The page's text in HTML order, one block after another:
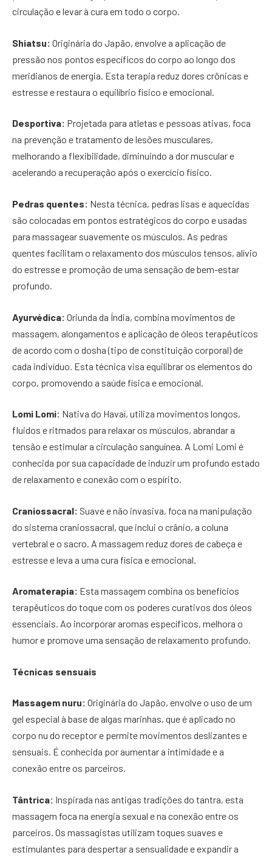
circulação e levar à cura em todo o corpo.
Shiatsu: Originária do Japão, envolve a aplicação de
pressão nos pontos específicos do corpo ao longo dos
meridianos de energia. Esta terapia reduz dores crônicas e
estresse e restaura o equilíbrio físico e emocional.
Desportiva: Projetada para atletas e pessoas ativas, foca
na prevenção e tratamento de lesões musculares,
melhorando a flexibilidade, diminuindo a dor muscular e
acelerando a recuperação após o exercício físico.
Pedras quentes: Nesta técnica, pedras lisas e aquecidas
são colocadas em pontos estratégicos do corpo e usadas
para massagear suavemente os músculos. As pedras
quentes facilitam o relaxamento dos músculos tensos, alívio
do estresse e promoção de uma sensação de bem-estar
profundo.
Ayurvédica: Oriunda da Índia, combina movimentos de
massagem, alongamentos e aplicação de óleos terapêuticos
de acordo com o dosha (tipo de constituição corporal) de
cada indivíduo. Esta técnica visa equilibrar os elementos do
corpo, promovendo a saúde física e emocional.
Lomi Lomi: Nativa do Havaí, utiliza movimentos longos,
fluidos e ritmados para relaxar os músculos, abrandar a
tensão e estimular a circulação sanguínea. A Lomi Lomi é
conhecida por sua capacidade de induzir um profundo estado
de relaxamento e conexão com o espírito.
Craniossacral: Suave e não invasiva, foca na manipulação
do sistema craniossacral, que inclui o crânio, a coluna
vertebral e o sacro. A massagem reduz dores de cabeça e
estresse e leva a uma cura física e emocional.
Aromaterapia: Esta massagem combina os benefícios
terapêuticos do toque com os poderes curativos dos óleos
essenciais. Ao incorporar aromas específicos, melhora o
humor e promove uma sensação de relaxamento profundo.
Técnicas sensuais
Massagem nuru: Originária do Japão, envolve o uso de um
gel especial à base de algas marinhas, que é aplicado no
corpo nu do receptor e permite movimentos deslizantes e
sensuais. É conhecida por aumentar a intimidade e a
conexão entre os parceiros.
Tântrica: Inspirada nas antigas tradições do tantra, esta
massagem foca na energia sexual e na conexão entre os
parceiros. Os massagistas utilizam toques suaves e
estimulantes para despertar a sensualidade e expandir a